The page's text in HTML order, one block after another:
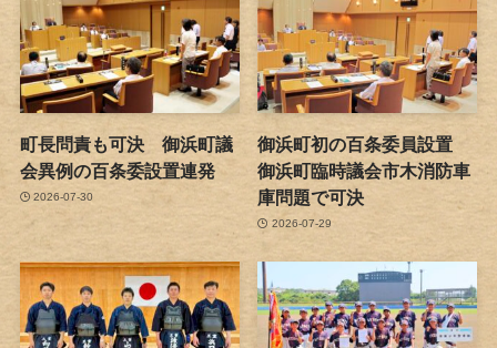
町長問責も可決 御浜町議
会異例の百条委設置連発
2026-07-30
御浜町初の百条委員設置
御浜町臨時議会市木消防車
庫問題で可決
2026-07-29